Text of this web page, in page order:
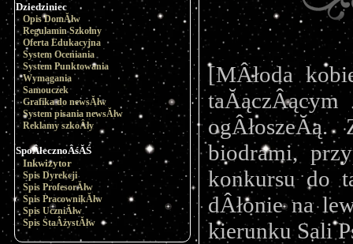
Dziedziniec
Opis DomĂłw
Regulamin Szkolny
Oferta Edukacyjna
System Oceniania
System Punktowania
Wymagania
Samouczek
Grafika do newsĂłw
System pisania newsĂłw
Reklamy szkoÂły
SpoÂłecznoÂśĂŚ
Inkwizytor
Spis Dyrekcji
Spis ProfesorĂłw
Spis PracownikĂłw
Spis UczniĂłw
Spis StaÂżystĂłw
[MÂłoda
biodrami,
konkursu do
dÂłonie na
kierunku Sali